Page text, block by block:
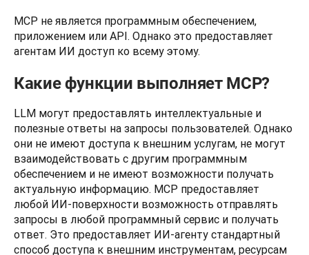
MCP не является программным обеспечением,
приложением или API. Однако это предоставляет
агентам ИИ доступ ко всему этому.
Какие функции выполняет MCP?
LLM могут предоставлять интеллектуальные и
полезные ответы на запросы пользователей. Однако
они не имеют доступа к внешним услугам, не могут
взаимодействовать с другим программным
обеспечением и не имеют возможности получать
актуальную информацию. MCP предоставляет
любой ИИ-поверхности возможность отправлять
запросы в любой программный сервис и получать
ответ. Это предоставляет ИИ-агенту стандартный
способ доступа к внешним инструментам, ресурсам